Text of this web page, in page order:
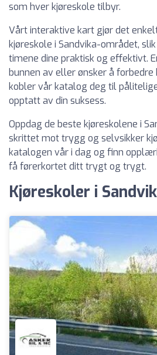
som hver kjøreskole tilbyr.
Vårt interaktive kart gjør det
kjøreskole i Sandvika-området,
timene dine praktisk og effektivt.
bunnen av eller ønsker å forbedre
kobler vår katalog deg til
opptatt av din suksess.
Oppdag de beste kjøreskolene i
skrittet mot trygg og selvsikker
katalogen vår i dag og finn
få førerkortet ditt trygt og trygt.
Kjøreskoler i